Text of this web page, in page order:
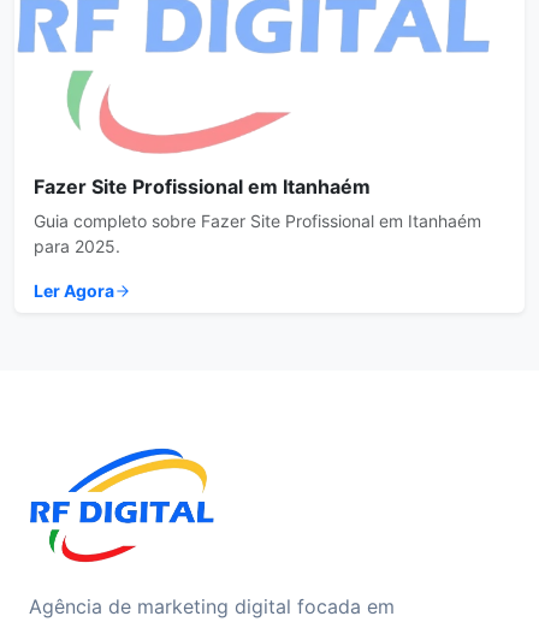
Fazer Site Profissional em Itanhaém
Guia completo sobre Fazer Site Profissional em Itanhaém
para 2025.
Ler Agora
Agência de marketing digital focada em